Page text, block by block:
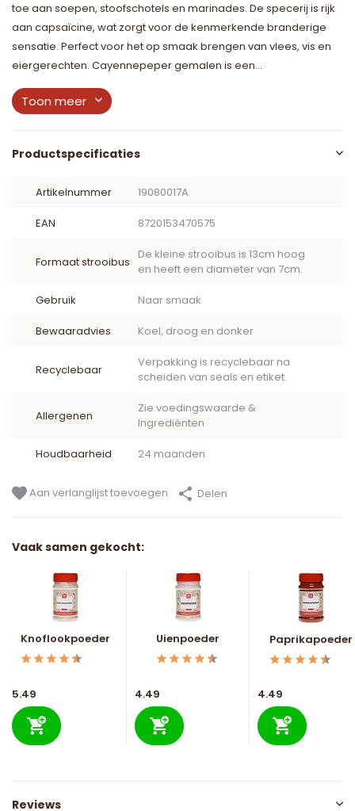
toe aan soepen, stoofschotels en marinades. De specerij is rijk
aan capsaïcine, wat zorgt voor de kenmerkende branderige
sensatie. Perfect voor het op smaak brengen van vlees, vis en
eiergerechten. Cayennepeper gemalen is een...
Toon meer
Productspecificaties
Artikelnummer 19080017A
EAN 8720153470575
Formaat strooibus
De kleine strooibus is 13cm hoog
en heeft een diameter van 7cm.
Gebruik Naar smaak
Bewaaradvies Koel, droog en donker
Recyclebaar
Verpakking is recyclebaar na
scheiden van seals en etiket.
Allergenen
Zie voedingswaarde &
Ingrediënten
Houdbaarheid 24 maanden
Aan verlanglijst toevoegen Delen
Vaak samen gekocht:
Knoflookpoeder
5.49
Uienpoeder
4.49
Paprikapoeder
4.49
Reviews